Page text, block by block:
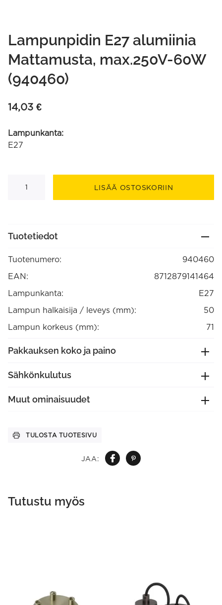
JAA:
Lampunpidin E27 alumiinia
Mattamusta, max.250V-60W
(940460)
14,03 €
Lampunkanta:
E27
LISÄÄ OSTOSKORIIN
Tuotetiedot
Tuotenumero:
940460
EAN:
8712879141464
Lampunkanta:
E27
Lampun halkaisija / leveys (mm):
50
Lampun korkeus (mm):
71
Pakkauksen koko ja paino
Sähkönkulutus
Muut ominaisuudet
TULOSTA TUOTESIVU
Tutustu myös